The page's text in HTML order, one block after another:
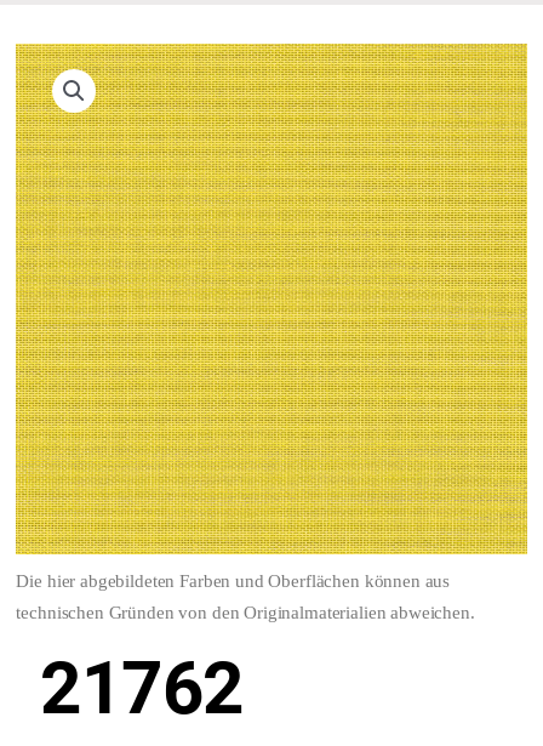
Die hier abgebildeten Farben und Oberflächen können aus
technischen Gründen von den Originalmaterialien abweichen.
21762